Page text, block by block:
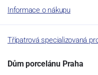
Informace o nákupu
Třípatrová specializovaná
Dům porcelánu Praha